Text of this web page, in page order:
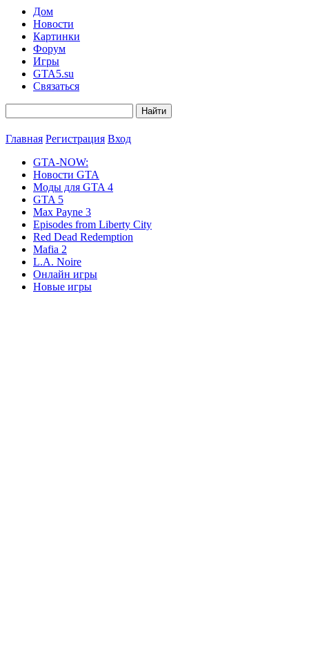
Дом
Новости
Картинки
Форум
Игры
GTA5.su
Связаться
Главная Регистрация Вход
GTA-NOW:
Новости GTA
Моды для GTA 4
GTA 5
Max Payne 3
Episodes from Liberty City
Red Dead Redemption
Mafia 2
L.A. Noire
Онлайн игры
Новые игры